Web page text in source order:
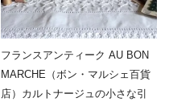
フランスアンティーク AU BON
MARCHE（ボン・マルシェ百貨
店）カルトナージュの小さな引